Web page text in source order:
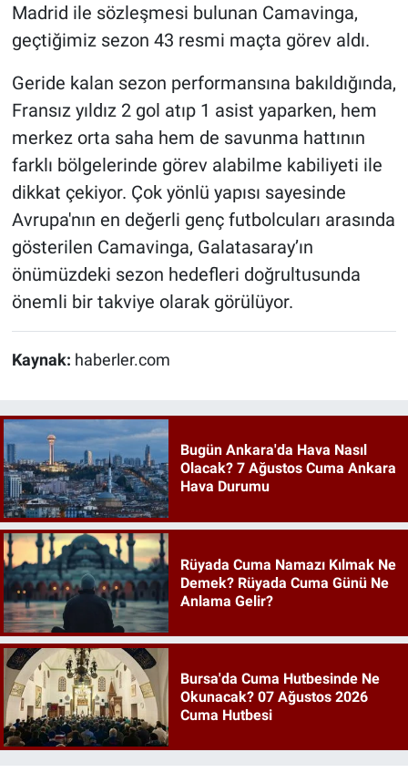
Madrid ile sözleşmesi bulunan Camavinga,
geçtiğimiz sezon 43 resmi maçta görev aldı.
Geride kalan sezon performansına bakıldığında,
Fransız yıldız 2 gol atıp 1 asist yaparken, hem
merkez orta saha hem de savunma hattının
farklı bölgelerinde görev alabilme kabiliyeti ile
dikkat çekiyor. Çok yönlü yapısı sayesinde
Avrupa'nın en değerli genç futbolcuları arasında
gösterilen Camavinga, Galatasaray’ın
önümüzdeki sezon hedefleri doğrultusunda
önemli bir takviye olarak görülüyor.
Kaynak: haberler.com
Bugün Ankara'da Hava Nasıl
Olacak? 7 Ağustos Cuma Ankara
Hava Durumu
Rüyada Cuma Namazı Kılmak Ne
Demek? Rüyada Cuma Günü Ne
Anlama Gelir?
Bursa'da Cuma Hutbesinde Ne
Okunacak? 07 Ağustos 2026
Cuma Hutbesi